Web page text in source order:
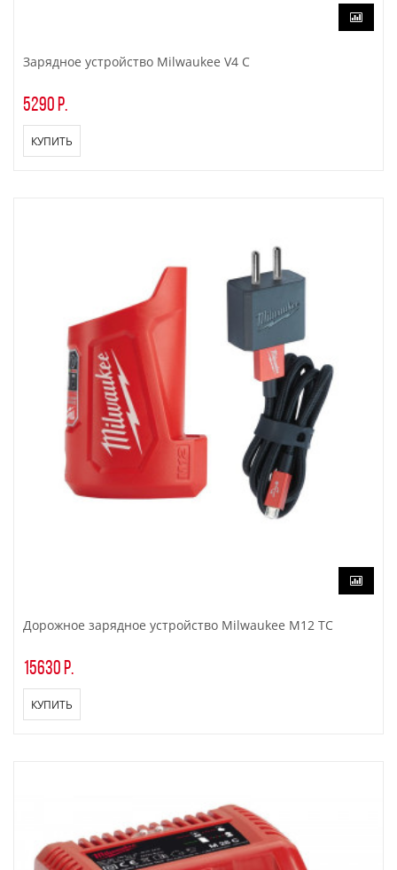
Зарядное устройство Milwaukee V4 C
5290 р.
КУПИТЬ
Дорожное зарядное устройство Milwaukee M12 TC
15630 р.
КУПИТЬ